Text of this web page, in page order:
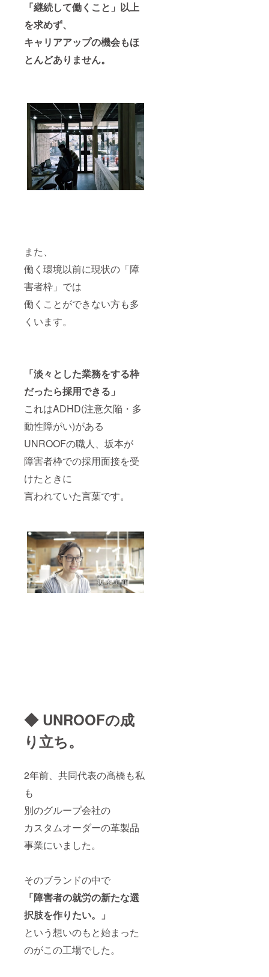
「継続して働くこと」以上
を求めず、
キャリアアップの機会もほ
とんどありません。
また、
働く環境以前に現状の「障
害者枠」では
働くことができない方も多
くいます。
「淡々とした業務をする枠
だったら採用できる」
これはADHD(注意欠陥・多
動性障がい)がある
UNROOFの職人、坂本が
障害者枠での採用面接を受
けたときに
言われていた言葉です。
◆ UNROOFの成
り立ち。
2年前、共同代表の髙橋も私
も
別のグループ会社の
カスタムオーダーの革製品
事業にいました。
そのブランドの中で
「障害者の就労の新たな選
択肢を作りたい。」
という想いのもと始まった
のがこの工場でした。